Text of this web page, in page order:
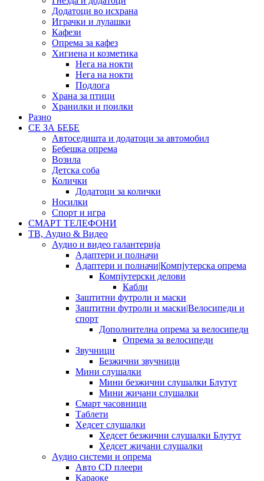
Додатоци во исхрана
Играчки и лулашки
Кафези
Опрема за кафез
Хигиена и козметика
Нега на нокти
Нега на нокти
Подлога
Храна за птици
Хранилки и поилки
Разно
СЕ ЗА БЕБЕ
Автоседишта и додатоци за автомобил
Бебешка опрема
Возила
Детска соба
Колички
Додатоци за колички
Носилки
Спорт и игра
СМАРТ ТЕЛЕФОНИ
ТВ, Аудио & Видео
Аудио и видео галантерија
Адаптери и полначи
Адаптери и полначи|Компјутерска опрема
Компјутерски делови
Кабли
Заштитни футроли и маски
Заштитни футроли и маски|Велосипеди и
спорт
Дополнителна опрема за велосипеди
Опрема за велосипеди
Звучници
Безжични звучници
Мини слушалки
Мини безжични слушалки Блутут
Мини жичани слушалки
Смарт часовници
Таблети
Хедсет слушалки
Хедсет безжични слушалки Блутут
Хедсет жичани слушалки
Аудио системи и опрема
Авто CD плеери
Караоке